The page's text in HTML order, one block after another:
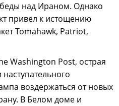
над Ираном. Однако
привел к истощению
Tomahawk, Patriot,
Washington Post, острая
воздержаться от новых
В Белом доме и